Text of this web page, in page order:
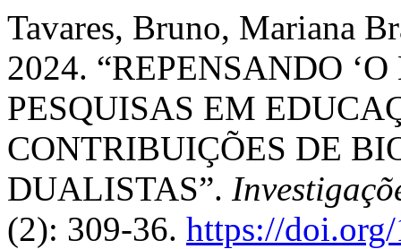
Tavares, Bruno, Mariana
2024. “REPENSANDO
PESQUISAS EM
CONTRIBUIÇÕES DE
DUALISTAS”.
(2): 309-36. https://